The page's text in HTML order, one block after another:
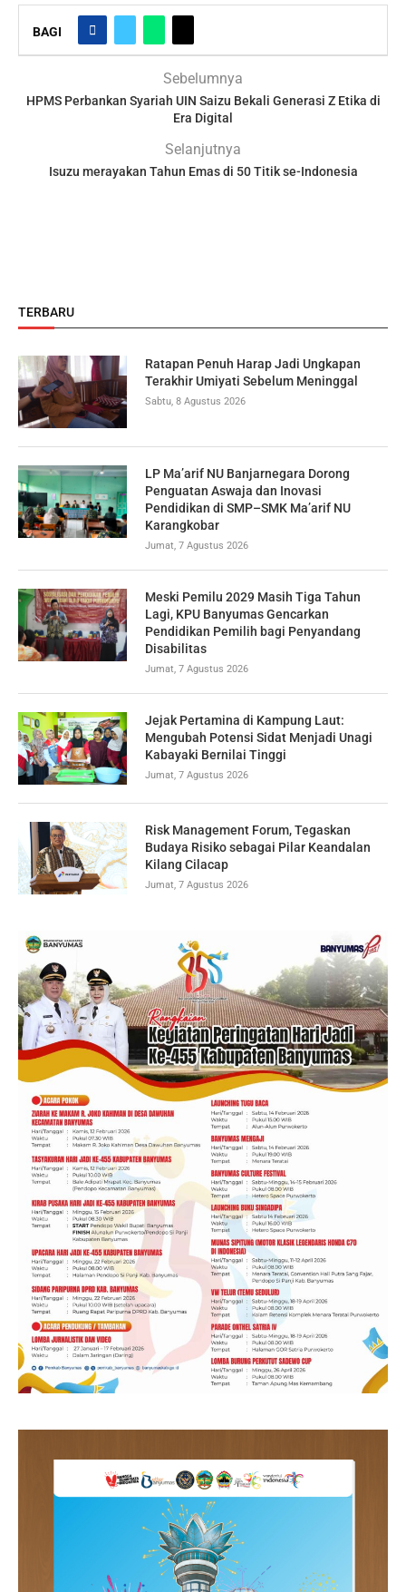
BAGI
Sebelumnya
HPMS Perbankan Syariah UIN Saizu Bekali Generasi Z Etika di
Era Digital
Selanjutnya
Isuzu merayakan Tahun Emas di 50 Titik se-Indonesia
TERBARU
Ratapan Penuh Harap Jadi Ungkapan
Terakhir Umiyati Sebelum Meninggal
Sabtu, 8 Agustus 2026
LP Ma’arif NU Banjarnegara Dorong
Penguatan Aswaja dan Inovasi
Pendidikan di SMP–SMK Ma’arif NU
Karangkobar
Jumat, 7 Agustus 2026
Meski Pemilu 2029 Masih Tiga Tahun
Lagi, KPU Banyumas Gencarkan
Pendidikan Pemilih bagi Penyandang
Disabilitas
Jumat, 7 Agustus 2026
Jejak Pertamina di Kampung Laut:
Mengubah Potensi Sidat Menjadi Unagi
Kabayaki Bernilai Tinggi
Jumat, 7 Agustus 2026
Risk Management Forum, Tegaskan
Budaya Risiko sebagai Pilar Keandalan
Kilang Cilacap
Jumat, 7 Agustus 2026